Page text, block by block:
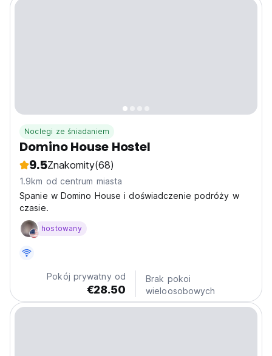
Noclegi ze śniadaniem
Domino House Hostel
9.5Znakomity(68)
1.9km od centrum miasta
Spanie w Domino House i doświadczenie podróży w
czasie.
hostowany
Pokój prywatny od
€28.50
Brak pokoi
wieloosobowych